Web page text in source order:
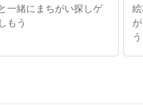
一緒にまちがい探しゲ
もう
う